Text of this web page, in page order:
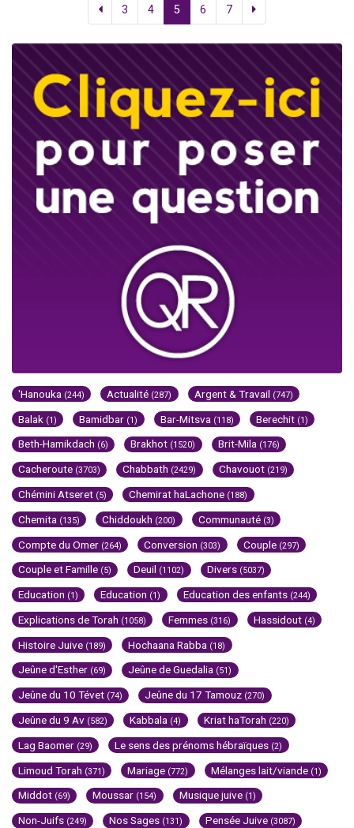
3 4 5 6 7
'Hanouka (244) Actualité (287) Argent & Travail (747)
Balak (1) Bamidbar (1) Bar-Mitsva (118) Berechit (1)
Beth-Hamikdach (6) Brakhot (1520) Brit-Mila (176)
Cacheroute (3703) Chabbath (2429) Chavouot (219)
Chémini Atseret (5) Chemirat haLachone (188)
Chemita (135) Chiddoukh (200) Communauté (3)
Compte du Omer (264) Conversion (303) Couple (297)
Couple et Famille (5) Deuil (1102) Divers (5037)
Education (1) Education (1) Education des enfants (244)
Explications de Torah (1058) Femmes (316) Hassidout (4)
Histoire Juive (189) Hochaana Rabba (18)
Jeûne d'Esther (69) Jeûne de Guedalia (51)
Jeûne du 10 Tévet (74) Jeûne du 17 Tamouz (270)
Jeûne du 9 Av (582) Kabbala (4) Kriat haTorah (220)
Lag Baomer (29) Le sens des prénoms hébraïques (2)
Limoud Torah (371) Mariage (772) Mélanges lait/viande (1)
Middot (69) Moussar (154) Musique juive (1)
Non-Juifs (249) Nos Sages (131) Pensée Juive (3087)